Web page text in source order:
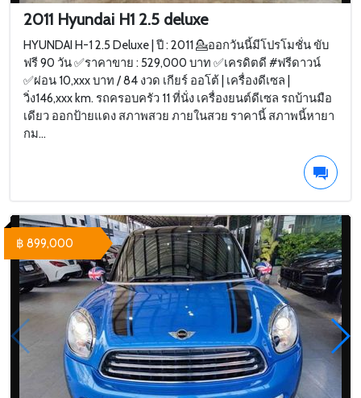
2011 Hyundai H1 2.5 deluxe
HYUNDAI H-1 2.5 Deluxe | ปี : 2011 💁ออกวันนี้มีโปรโมชั่น ขับ
ฟรี 90 วัน ✅ราคาขาย : 529,000 บาท ✅เครดิตดี #ฟรีดาวน์
✅ผ่อน 10,xxx บาท / 84 งวด เกียร์ ออโต้ | เครื่องดีเซล |
วิ่ง146,xxx km. รถครอบครัว 11 ที่นั่ง เครื่องยนต์ดีเซล รถบ้านมือ
เดียว ออกป้ายแดง สภาพสวย ภายในสวย ราคานี้ สภาพนี้หายา
กม...
฿ 899,000